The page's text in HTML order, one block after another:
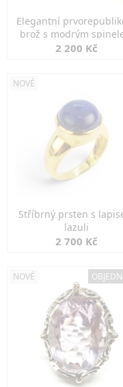
Elegantní
brož s modrým
2 200 Kč
NOVÉ
Stříbrný prsten s
lazuli
2 700 Kč
NOVÉ